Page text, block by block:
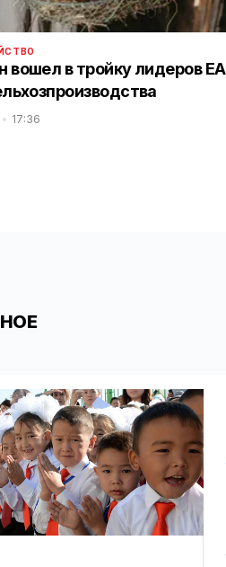
вошел в тройку лидеров
17:36